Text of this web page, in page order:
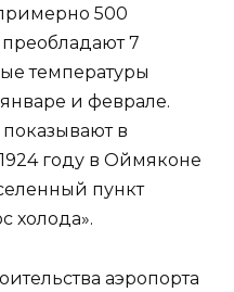
500
7
температуры
и феврале.
в
году в Оймяконе
пункт
холода».
аэропорта